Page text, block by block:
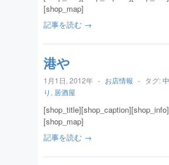
[shop_map]
記事を読む →
港や
1月1日, 2012年 - お店情報 - タグ:
り , 居酒屋
[shop_map]
記事を読む →